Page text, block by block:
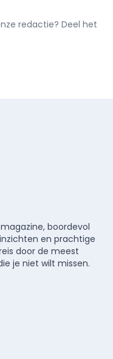
redactie? Deel het
boordevol
en prachtige
door de meest
je niet wilt missen.